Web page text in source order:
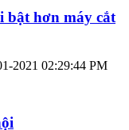
bật hơn máy cắt
2021 02:29:44 PM